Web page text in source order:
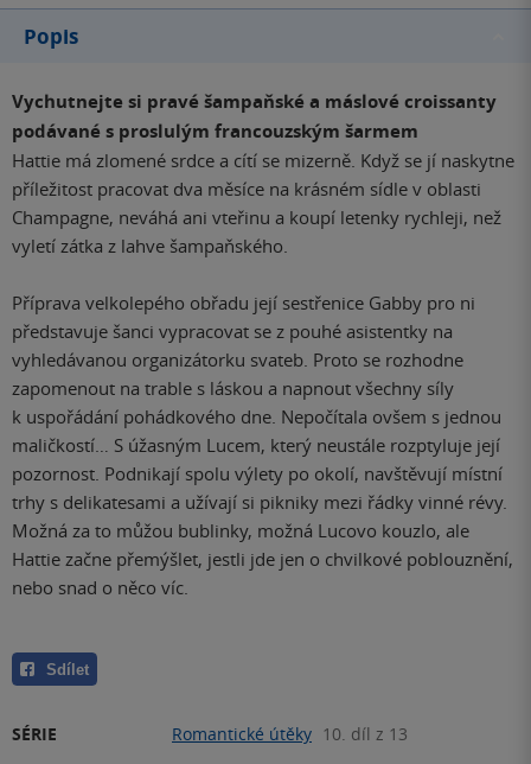
Popis
Vychutnejte si pravé šampaňské a máslové croissanty
podávané s proslulým francouzským šarmem
Hattie má zlomené srdce a cítí se mizerně. Když se jí naskytne
příležitost pracovat dva měsíce na krásném sídle v oblasti
Champagne, neváhá ani vteřinu a koupí letenky rychleji, než
vyletí zátka z lahve šampaňského.
Příprava velkolepého obřadu její sestřenice Gabby pro ni
představuje šanci vypracovat se z pouhé asistentky na
vyhledávanou organizátorku svateb. Proto se rozhodne
zapomenout na trable s láskou a napnout všechny síly
k uspořádání pohádkového dne. Nepočítala ovšem s jednou
maličkostí… S úžasným Lucem, který neustále rozptyluje její
pozornost. Podnikají spolu výlety po okolí, navštěvují místní
trhy s delikatesami a užívají si pikniky mezi řádky vinné révy.
Možná za to můžou bublinky, možná Lucovo kouzlo, ale
Hattie začne přemýšlet, jestli jde jen o chvilkové poblouznění,
nebo snad o něco víc.
Sdílet
SÉRIE Romantické útěky 10. díl z 13